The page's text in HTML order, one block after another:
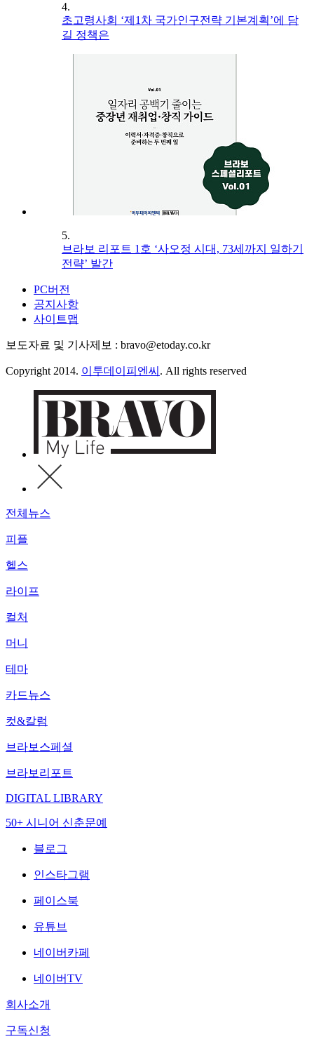
4.
초고령사회 ‘제1차 국가인구전략 기본계획’에 담
길 정책은
5.
브라보 리포트 1호 ‘사오정 시대, 73세까지 일하기
전략’ 발간
PC버전
공지사항
사이트맵
보도자료 및 기사제보 : bravo@etoday.co.kr
Copyright 2014. 이투데이피엔씨 . All rights reserved
전체뉴스
피플
헬스
라이프
컬처
머니
테마
카드뉴스
컷&칼럼
브라보스페셜
브라보리포트
DIGITAL LIBRARY
50+ 시니어 신춘문예
블로그
인스타그램
페이스북
유튜브
네이버카페
네이버TV
회사소개
구독신청